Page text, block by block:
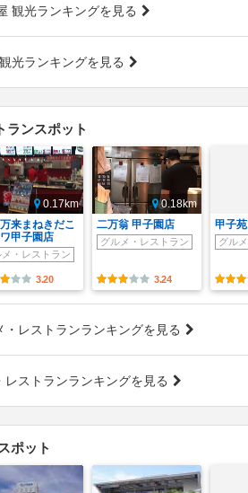
観光ランキングを見る
光ランキングを見る
ランスポット
0.17km
来まねきだこ
甲子園店
メ・レストラン
3.20
0.18km
二万翁 甲子園店
グルメ・レストラン
3.24
甲子苑
グル
・レストランランキングを見る
レストランランキングを見る
ポット